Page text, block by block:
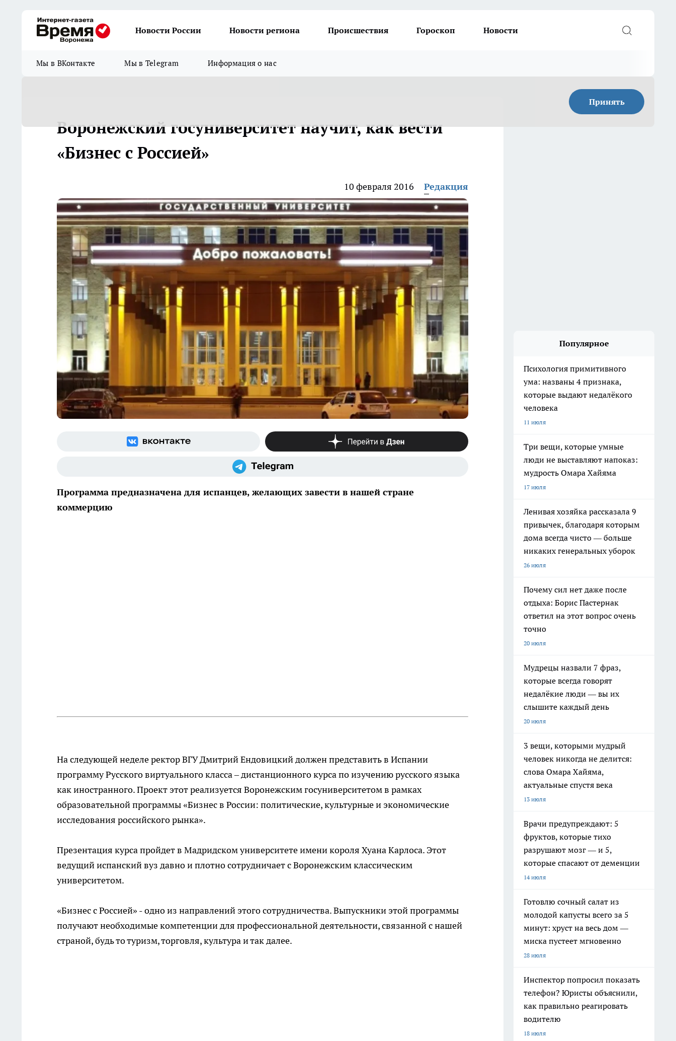
Новости России Новости региона Происшествия Гороскоп Новости
Мы в ВКонтакте Мы в Telegram Информация о нас
Принять
Воронежский госуниверситет научит, как вести
«Бизнес с Россией»
10 февраля 2016 Редакция
Программа предназначена для испанцев, желающих завести в нашей стране
коммерцию
На следующей неделе ректор ВГУ Дмитрий Ендовицкий должен представить в Испании
программу Русского виртуального класса – дистанционного курса по изучению русского языка
как иностранного. Проект этот реализуется Воронежским госуниверситетом в рамках
образовательной программы «Бизнес в России: политические, культурные и экономические
исследования российского рынка».
Презентация курса пройдет в Мадридском университете имени короля Хуана Карлоса. Этот
ведущий испанский вуз давно и плотно сотрудничает с Воронежским классическим
университетом.
«Бизнес с Россией» - одно из направлений этого сотрудничества. Выпускники этой программы
получают необходимые компетенции для профессиональной деятельности, связанной с нашей
страной, будь то туризм, торговля, культура и так далее.
Популярное
Психология примитивного
ума: названы 4 признака,
которые выдают недалёкого
человека
11 июля
Три вещи, которые умные
люди не выставляют напоказ:
мудрость Омара Хайяма
17 июля
Ленивая хозяйка рассказала 9
привычек, благодаря которым
дома всегда чисто — больше
никаких генеральных уборок
26 июля
Почему сил нет даже после
отдыха: Борис Пастернак
ответил на этот вопрос очень
точно
20 июля
Мудрецы назвали 7 фраз,
которые всегда говорят
недалёкие люди — вы их
слышите каждый день
20 июля
3 вещи, которыми мудрый
человек никогда не делится:
слова Омара Хайяма,
актуальные спустя века
13 июля
Врачи предупреждают: 5
фруктов, которые тихо
разрушают мозг — и 5,
которые спасают от деменции
14 июля
Готовлю сочный салат из
молодой капусты всего за 5
минут: хруст на весь дом —
миска пустеет мгновенно
28 июля
Инспектор попросил показать
телефон? Юристы объяснили,
как правильно реагировать
водителю
18 июля